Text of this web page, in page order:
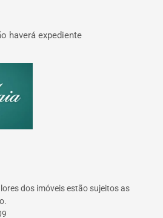
haverá expediente
dos imóveis estão sujeitos as